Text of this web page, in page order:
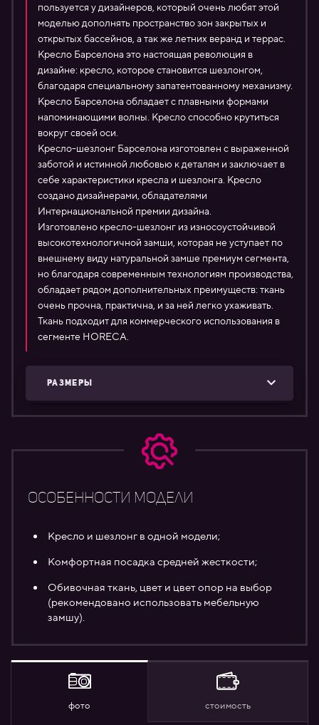
пользуется у дизайнеров, который очень любят этой
моделью дополнять пространство зон закрытых и
открытых бассейнов, а так же летних веранд и террас.
Кресло Барселона это настоящая революция в
дизайне: кресло, которое становится шезлонгом,
благодаря специальному запатентованному механизму.
Кресло Барселона обладает с плавными формами
напоминающими волны. Кресло способно крутиться
вокруг своей оси.
Кресло-шезлонг Барселона изготовлен с выраженной
заботой и истинной любовью к деталям и заключает в
себе характеристики кресла и шезлонга. Кресло
создано дизайнерами, обладателями
Интернациональной премии дизайна.
Изготовлено кресло-шезлонг из износоустойчивой
высокотехнологичной замши, которая не уступает по
внешнему виду натуральной замше премиум сегмента,
но благодаря современным технологиям производства,
обладает рядом дополнительных преимуществ: ткань
очень прочна, практична, и за ней легко ухаживать.
Ткань подходит для коммерческого использования в
сегменте HORECA.
РАЗМЕРЫ
особенности модели
Кресло и шезлонг в одной модели;
Комфортная посадка средней жесткости;
Обивочная ткань, цвет и цвет опор на выбор
(рекомендовано использовать мебельную
замшу).
фото стоимость